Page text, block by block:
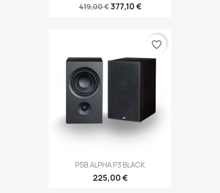
419,00 €377,10 €
PSB ALPHA P3 BLACK
225,00 €
favorite_border